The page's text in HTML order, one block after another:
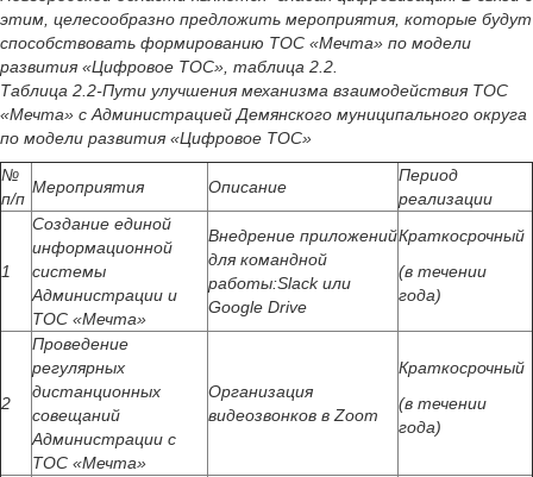
этим, целесообразно предложить мероприятия, которые будут
способствовать формированию ТОС «Мечта» по модели
развития «Цифровое ТОС», таблица 2.2.
Таблица 2.2-Пути улучшения механизма взаимодействия ТОС
«Мечта» с Администрацией Демянского муниципального округа
по модели развития «Цифровое ТОС»
№
п/п
Мероприятия Описание
Период
реализации
1
Создание единой
информационной
системы
Администрации и
ТОС «Мечта»
Внедрение приложений
для командной
работы:Slack или
Google Drive
Краткосрочный
(в течении
года)
2
Проведение
регулярных
дистанционных
совещаний
Администрации с
ТОС «Мечта»
Организация
видеозвонков в Zoom
Краткосрочный
(в течении
года)